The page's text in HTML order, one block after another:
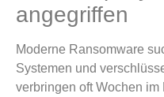
angegriffen
Moderne Ransomware
Systemen und
verbringen oft Wochen